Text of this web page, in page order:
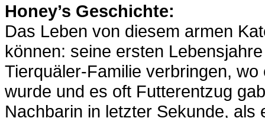
Honey’s Geschichte:
Das Leben von diesem armen
können: seine ersten
Tierquäler-Familie verbringen,
wurde und es oft Futterentzug
Nachbarin in letzter Sekunde,